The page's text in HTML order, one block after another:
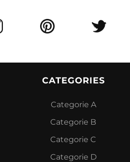
CATEGORIES
Categorie A
Categorie B
Categorie C
Categorie D